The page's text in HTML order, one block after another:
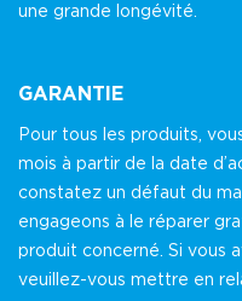
une grande longévité.
GARANTIE
Pour tous les produits,
mois à partir de la date
constatez un défaut du
engageons à le réparer
produit concerné. Si vous
veuillez-vous mettre en